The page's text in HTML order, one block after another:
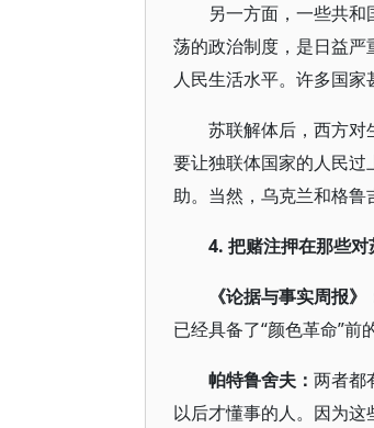
另一方面，一些共
荡的政治制度，是日益
人民生活水平。许多国家
苏联解体后，西方对
要让独联体国家的人民
助。当然，乌克兰和格鲁
4. 把赌注押在那些
《论据与事实周报》
已经具备了“颜色革命”
帕特鲁舍夫： 两者都
以后才懂事的人。因为